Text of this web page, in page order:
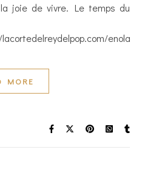
joie de vivre. Le temps du
MORE